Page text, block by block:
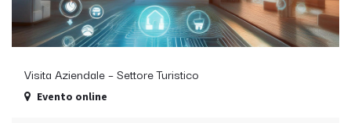
Visita Aziendale – Settore Turistico
Evento online